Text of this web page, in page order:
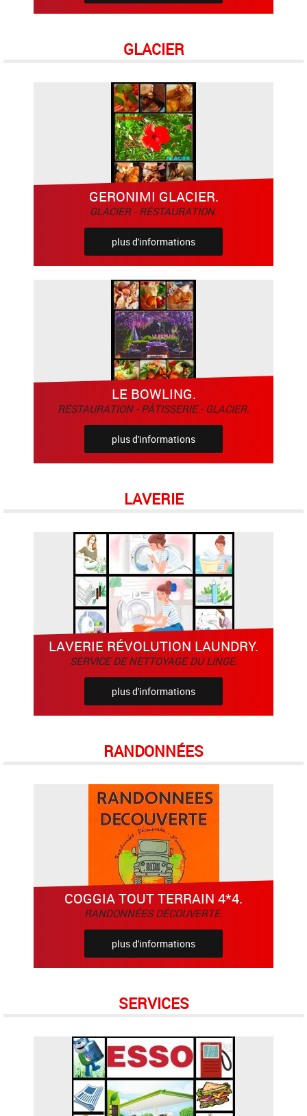
GLACIER
GERONIMI GLACIER.
GLACIER - RÉSTAURATION.
plus d'informations
LE BOWLING.
RÉSTAURATION - PÂTISSERIE - GLACIER.
plus d'informations
LAVERIE
LAVERIE RÉVOLUTION LAUNDRY.
SERVICE DE NETTOYAGE DU LINGE.
plus d'informations
RANDONNÉES
COGGIA TOUT TERRAIN 4*4.
RANDONNÉES DÉCOUVERTE.
plus d'informations
SERVICES